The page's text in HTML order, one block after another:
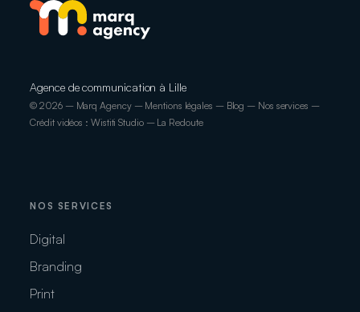
Agence de communication à Lille
© 2026 – Marq Agency – Mentions légales – Blog – Nos services –
Crédit vidéos : Wistiti Studio – La Redoute
NOS SERVICES
Digital
Branding
Print